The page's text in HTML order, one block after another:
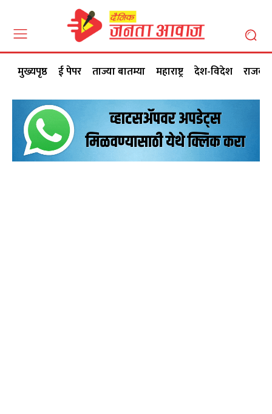
मुख्यपृष्ठ ई पेपर ताज्या बातम्या महाराष्ट्र देश-विदेश